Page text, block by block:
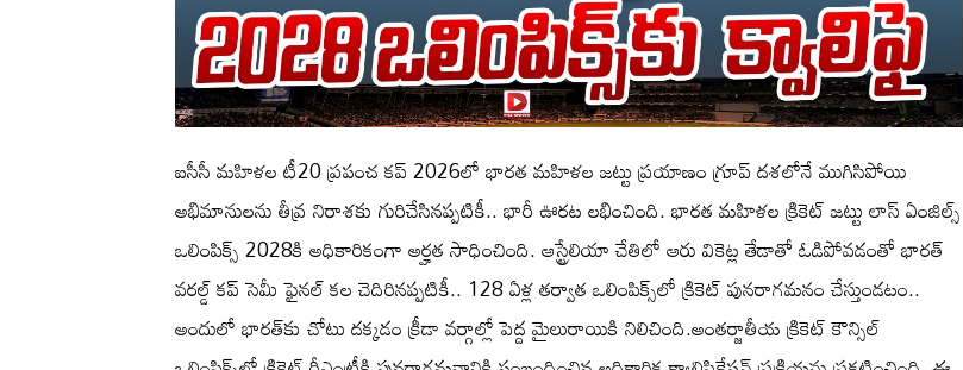
ఐసీసీ మహిళల టీ20 ప్రపంచ కప్ 2026లో భారత మహిళల జట్టు ప్రయాణం గ్రూప్ దశలోనే ముగిసిపోయి
అభిమానులను తీవ్ర నిరాశకు గురిచేసినప్పటికీ.. భారీ ఊరట లభించింది. భారత మహిళల క్రికెట్ జట్టు లాస్ ఏంజిల్స్
ఒలింపిక్స్ 2028కి అధికారికంగా అర్హత సాధించింది. ఆస్ట్రేలియా చేతిలో ఆరు వికెట్ల తేడాతో ఓడిపోవడంతో భారత్
వరల్డ్ కప్ సెమీ ఫైనల్ కల చెదిరినప్పటికీ.. 128 ఏళ్ల తర్వాత ఒలింపిక్స్‌లో క్రికెట్ పునరాగమనం చేస్తుండటం..
అందులో భారత్‌కు చోటు దక్కడం క్రీడా వర్గాల్లో పెద్ద మైలురాయికి నిలిచింది.అంతర్జాతీయ క్రికెట్ కౌన్సిల్